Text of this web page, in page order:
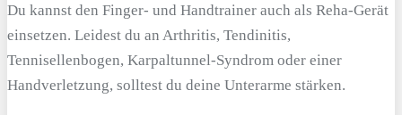
Du kannst den Finger- und Handtrainer auch als Reha-Gerät
einsetzen. Leidest du an Arthritis, Tendinitis,
Tennisellenbogen, Karpaltunnel-Syndrom oder einer
Handverletzung, solltest du deine Unterarme stärken.